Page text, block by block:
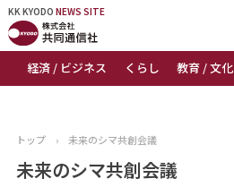
KK KYODO NEWS SITE
経済 / ビジネス くらし 教育 / 文化
KK KYODONEWS SITE
トップページ
ニュース
トップ › 未来のシマ共創会議
未来のシマ共創会議